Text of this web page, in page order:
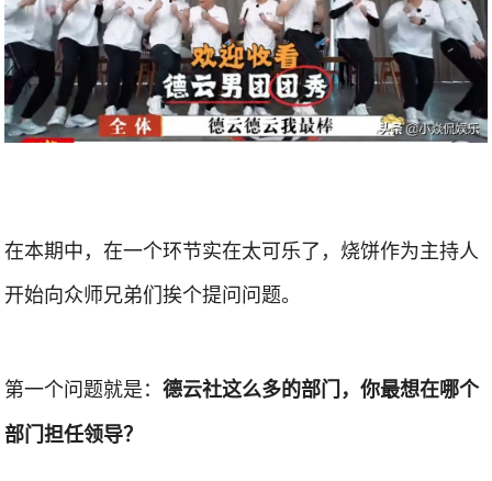
在本期中，在一个环节实在太可乐了，烧饼作为主持人
开始向众师兄弟们挨个提问问题。
第一个问题就是：德云社这么多的部门，你最想在哪个
部门担任领导？